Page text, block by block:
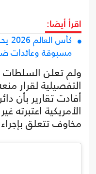
اقرأ أيضا:
مسبوقة وعائدات
ولم تعلن السلطات
التفصيلية لقرار
أفادت تقارير بأن
الأمريكية
مخاوف تتعلق